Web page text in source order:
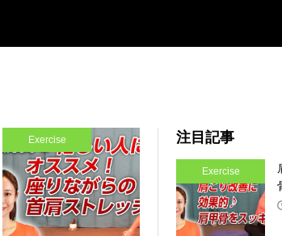
Exercise 注目記事
Exercise